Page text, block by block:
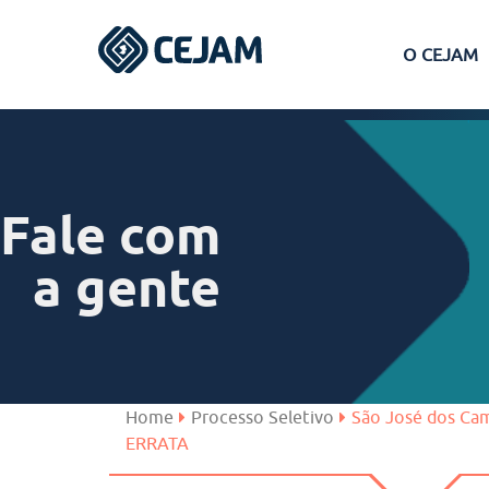
O CEJAM
Ferraz de Vasconcelos
São José dos Campos
Fale com
a gente
Home Processo Seletivo São José dos
ERRATA